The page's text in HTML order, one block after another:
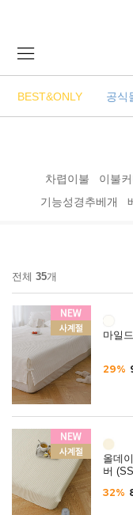
BEST&ONLY 공식
차렵이불 이불
기능성경추베개
전체 35개
마일
29%
올데
버
32%